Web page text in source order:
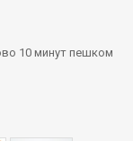
10 минут пешком